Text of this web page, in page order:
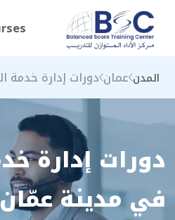
المدن عمان دورات إدارة خدمة
دورات إدارة
في مدينة